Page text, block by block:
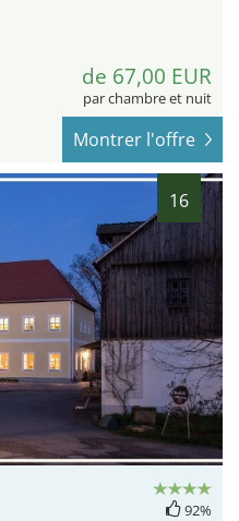
de 67,00 EUR
par chambre et nuit
Montrer l'offre
16
92%